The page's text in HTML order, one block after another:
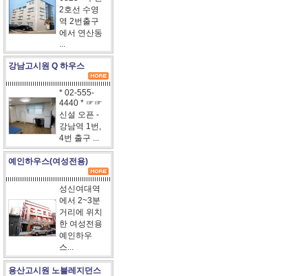
2호선 수영
역 2번출구
에서 연산동
...
강남고시원 Q 하우스
* 02-555-
4440 * ☞☞
신설 오픈 -
강남역 1번,
4번 출구 ...
예인하우스(여성전용)
성신여대역
에서 2~3분
거리에 위치
한 여성전용
예인하우
스...
용산고시원 노블레지던스